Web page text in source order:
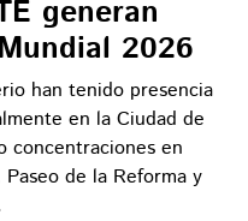
generan
2026
han tenido presencia
en la Ciudad de
concentraciones en
de la Reforma y